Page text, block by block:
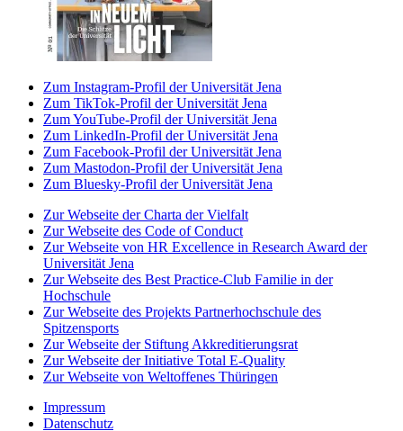
Zum Instagram-Profil der Universität Jena
Zum TikTok-Profil der Universität Jena
Zum YouTube-Profil der Universität Jena
Zum LinkedIn-Profil der Universität Jena
Zum Facebook-Profil der Universität Jena
Zum Mastodon-Profil der Universität Jena
Zum Bluesky-Profil der Universität Jena
Zur Webseite der Charta der Vielfalt
Zur Webseite des Code of Conduct
Zur Webseite von HR Excellence in Research Award der
Universität Jena
Zur Webseite des Best Practice-Club Familie in der
Hochschule
Zur Webseite des Projekts Partnerhochschule des
Spitzensports
Zur Webseite der Stiftung Akkreditierungsrat
Zur Webseite der Initiative Total E-Quality
Zur Webseite von Weltoffenes Thüringen
Impressum
Datenschutz